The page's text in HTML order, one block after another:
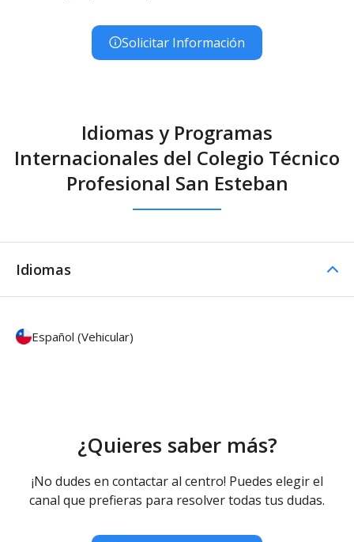
Solicitar Información
Idiomas y Programas
Internacionales del Colegio Técnico
Profesional San Esteban
Idiomas
Español (Vehicular)
¿Quieres saber más?
¡No dudes en contactar al centro! Puedes elegir el
canal que prefieras para resolver todas tus dudas.